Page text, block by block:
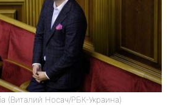
(Виталий Носач/РБК-Украина)